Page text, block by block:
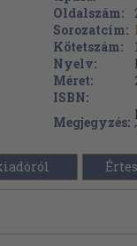
Oldalszám:
Sorozatcím:
Kötetszám:
Nyelv:
Méret:
ISBN:
Megjegyzés: